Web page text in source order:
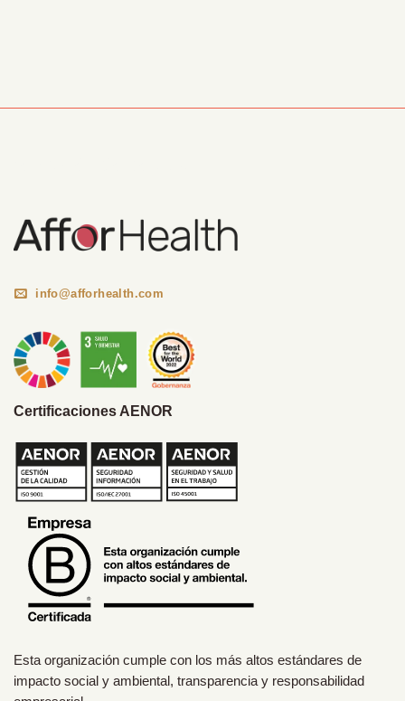
info@afforhealth.com
Certificaciones AENOR
Esta organización cumple con los más altos estándares de
impacto social y ambiental, transparencia y responsabilidad